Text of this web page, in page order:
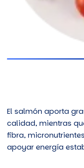
El salmón aporta
calidad, mientras
fibra,
apoyar energía